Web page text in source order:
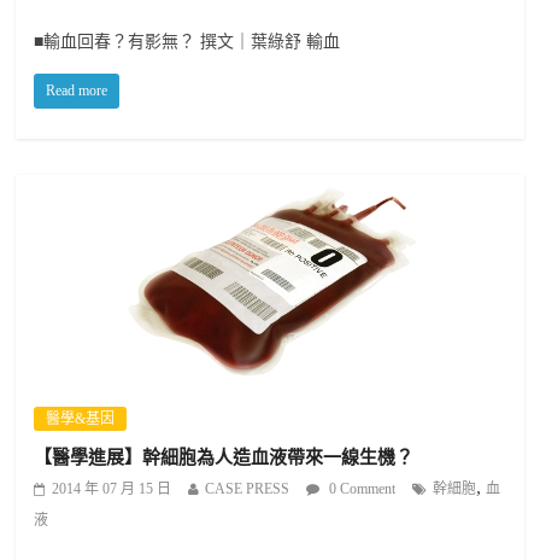
■輸血回春？有影無？ 撰文｜葉綠舒 輸血
Read more
醫學&基因
【醫學進展】幹細胞為人造血液帶來一線生機？
2014 年 07 月 15 日 CASE PRESS 0 Comment 幹細胞, 血
液